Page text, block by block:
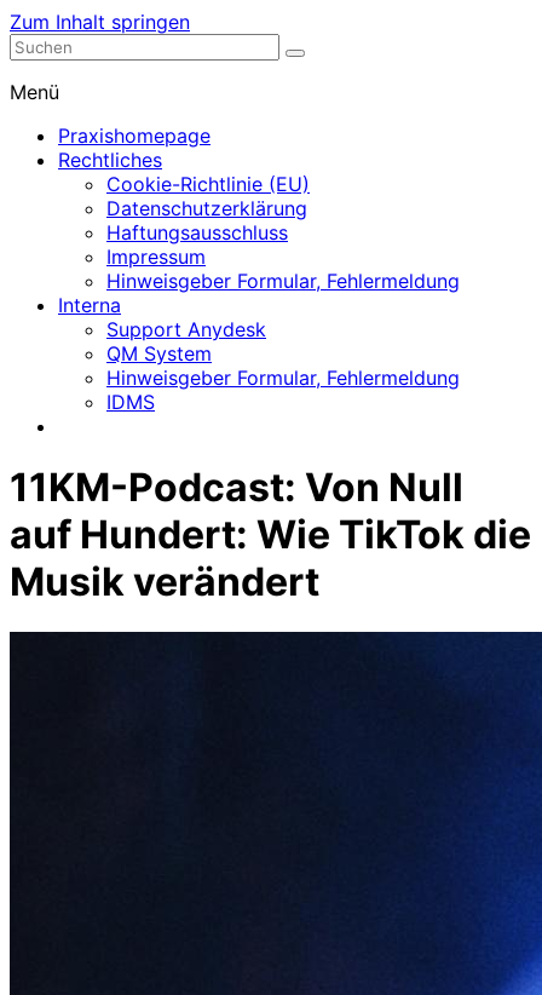
Zum Inhalt springen
Nephrologische Praxis mit Dialyse
Menü
Praxishomepage
Rechtliches
Cookie-Richtlinie (EU)
Datenschutzerklärung
Haftungsausschluss
Impressum
Hinweisgeber Formular, Fehlermeldung
Interna
Support Anydesk
QM System
Hinweisgeber Formular, Fehlermeldung
IDMS
11KM-Podcast: Von Null
auf Hundert: Wie TikTok die
Musik verändert